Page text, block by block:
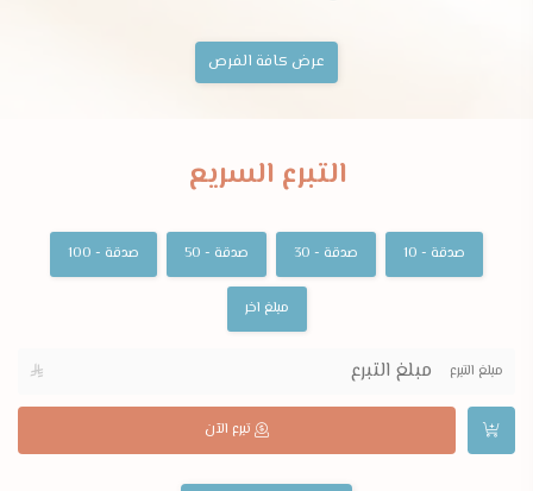
عرض كافة الفرص
التبرع السريع
صدقة - 10 صدقة - 30 صدقة - 50 صدقة - 100
مبلغ اخر
مبلغ التبرع 
تبرع الآن